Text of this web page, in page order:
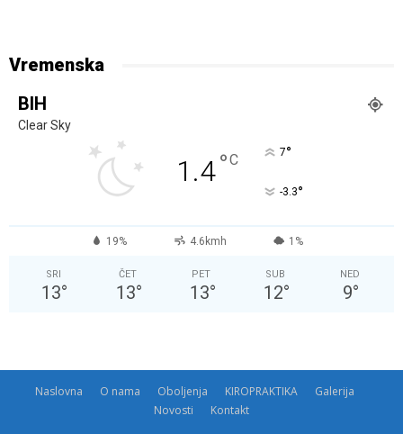
Vremenska
BIH
Clear Sky
1.4°C 7°
-3.3°
19% 4.6kmh 1%
SRI
13°
ČET
13°
PET
13°
SUB
12°
NED
9°
Naslovna O nama Oboljenja KIROPRAKTIKA
Galerija
Novosti
Kontakt